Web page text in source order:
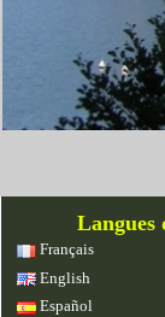
Langues
Français
English
Español